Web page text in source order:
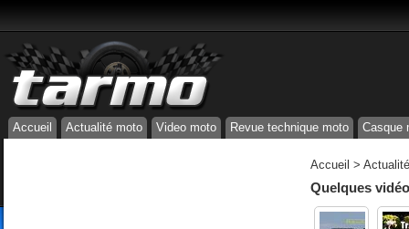
Accueil Actualité moto Video moto Revue technique moto Casque
Accueil >
Quelques